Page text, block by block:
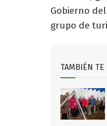
Gobierno
grupo de
TAMBIÉN TE